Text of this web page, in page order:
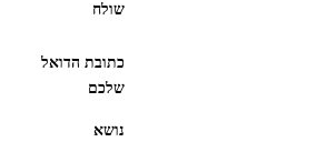
שולח
כתובת הדואל
שלכם
נושא